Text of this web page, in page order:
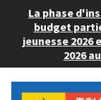
La phase
budget
jeunesse 2026
2026